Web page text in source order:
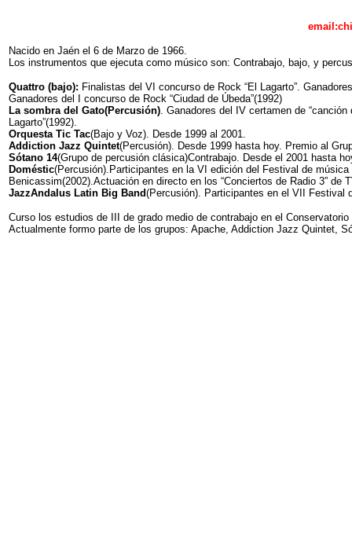
Nacido en Jaén el 6 de Marzo de 1966.
Los instrumentos que ejecuta como músico son: Contrabajo, bajo, y
Quattro (bajo): Finalistas del VI concurso de Rock “El Lagarto”.
Ganadores del I concurso de Rock “Ciudad de Úbeda”(1992)
La sombra del Gato(Percusión). Ganadores del IV certamen de
Lagarto”(1992).
Orquesta Tic Tac(Bajo y Voz). Desde 1999 al 2001.
Addiction Jazz Quintet(Percusión). Desde 1999 hasta hoy. Premio al
Sótano 14(Grupo de percusión clásica)Contrabajo. Desde el 2001 hasta
Doméstic(Percusión).Participantes en la VI edición del Festival de
Benicassim(2002).Actuación en directo en los “Conciertos de Radio 3” de
JazzAndalus Latin Big Band(Percusión). Participantes en el VII Festival
Curso los estudios de III de grado medio de contrabajo en el
Actualmente formo parte de los grupos: Apache, Addiction Jazz Quintet,